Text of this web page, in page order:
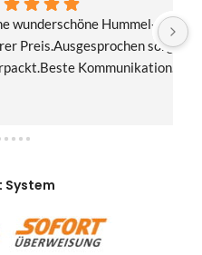
Madonnenfigur.Sehr
sorgfältig
mal wieder!
System